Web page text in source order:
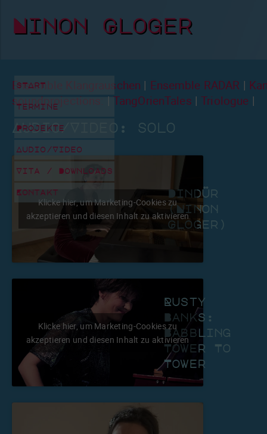
Ninon Gloger
sTArT
Termine
Projekte
Audio/Video
Vita / Downloads
Kontakt
Ensemble Klangrauschen | Ensemble RADAR |
soundprojections: | TangOrienTales | Triologue |
Audio/Video: solo
Dindür
(Ninon
Gloger)
Klicke hier, um Marketing-Cookies zu
akzeptieren und diesen Inhalt zu aktivieren
Rusty
Banks:
Babbling
Tower To
Tower
Klicke hier, um Marketing-Cookies zu
akzeptieren und diesen Inhalt zu aktivieren